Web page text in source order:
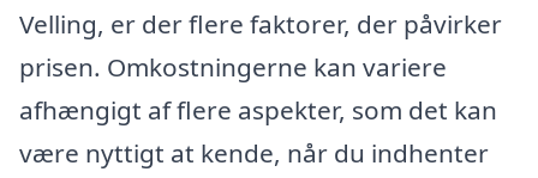
Velling, er der flere faktorer, der påvirker
prisen. Omkostningerne kan variere
afhængigt af flere aspekter, som det kan
være nyttigt at kende, når du indhenter